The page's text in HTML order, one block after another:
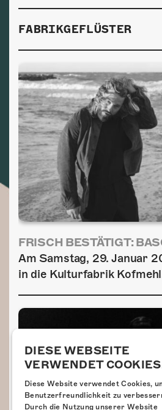
FABRIKGEFLÜSTER
FRISCH BESTÄTIGT:
Am Samstag, 29. Januar
in die Kulturfabrik
DIESE WEBSEITE
VERWENDET
Diese Website verwendet Cookies,
Benutzerfreundlichkeit zu
Durch die Nutzung unserer Website